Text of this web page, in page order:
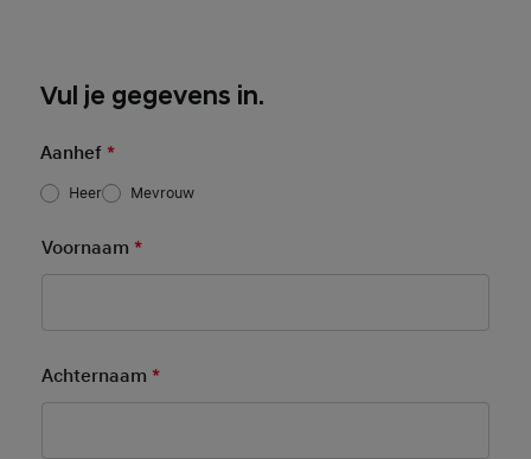
Basic User Info
Vul je gegevens in.
Aanhef *
Heer Mevrouw
Voornaam *Mandatory Field
Achternaam *Mandatory Field